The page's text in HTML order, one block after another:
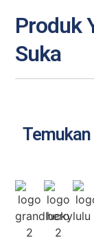
Produk
Suka
Temukan